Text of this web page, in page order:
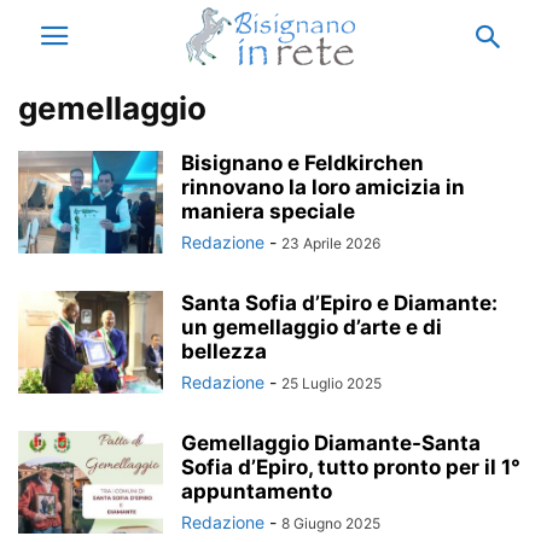
gemellaggio
Bisignano e Feldkirchen
rinnovano la loro amicizia in
maniera speciale
Redazione - 23 Aprile 2026
Santa Sofia d’Epiro e Diamante:
un gemellaggio d’arte e di
bellezza
Redazione - 25 Luglio 2025
Gemellaggio Diamante-Santa
Sofia d’Epiro, tutto pronto per il 1°
appuntamento
Redazione - 8 Giugno 2025